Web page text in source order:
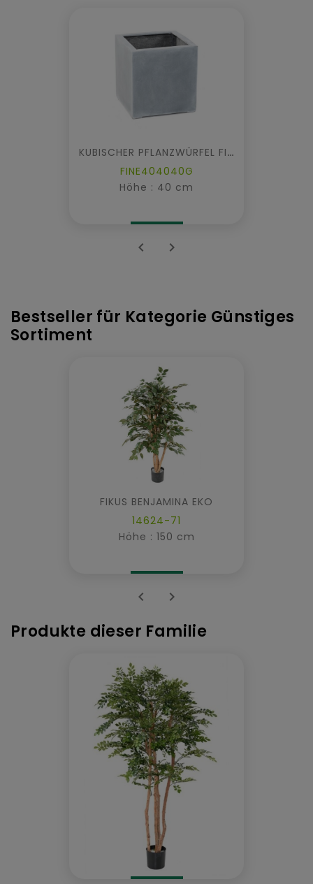
KUBISCHER PFLANZWÜRFEL FIBER
FINE404040G
Höhe : 40 cm
 
Bestseller für Kategorie Günstiges
Sortiment
FIKUS BENJAMINA EKO
14624-71
Höhe : 150 cm
 
Produkte dieser Familie